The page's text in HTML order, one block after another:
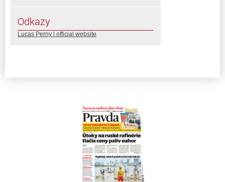
Odkazy
Lucas Perny l official website